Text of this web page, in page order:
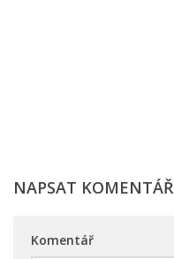
NAPSAT KOMENTÁŘ
Komentář